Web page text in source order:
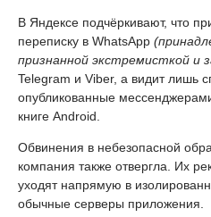
В Яндексе подчёркивают, что
переписку в WhatsApp
признанной экстремисткой и
Telegram и Viber, а видит лишь
опубликованные
книге Android.
Обвинения в небезопасной
компания также отвергла. Их
уходят напрямую в
обычные серверы приложения.